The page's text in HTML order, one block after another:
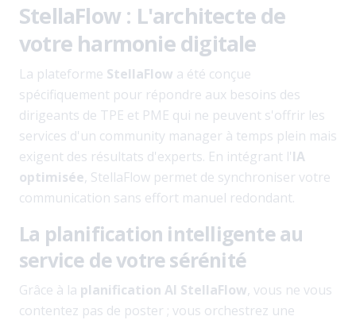
StellaFlow : L'architecte de
votre harmonie digitale
La plateforme StellaFlow a été conçue
spécifiquement pour répondre aux besoins des
dirigeants de TPE et PME qui ne peuvent s'offrir les
services d'un community manager à temps plein mais
exigent des résultats d'experts. En intégrant l'IA
optimisée, StellaFlow permet de synchroniser votre
communication sans effort manuel redondant.
La planification intelligente au
service de votre sérénité
Grâce à la planification AI StellaFlow, vous ne vous
contentez pas de poster ; vous orchestrez une